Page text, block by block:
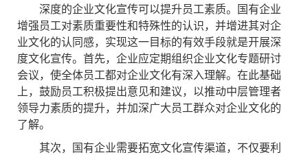
深度的企业文化宣传可以提升员工素质。国有企业
增强员工对素质重要性和特殊性的认识，并增进其对企
业文化的认同感，实现这一目标的有效手段就是开展深
度文化宣传。首先，企业应定期组织企业文化专题研讨
会议，使全体员工都对企业文化有深入理解。在此基础
上，鼓励员工积极提出意见和建议，以推动中层管理者
领导力素质的提升，并加深广大员工群众对企业文化的
了解。
其次，国有企业需要拓宽文化宣传渠道，不仅要利